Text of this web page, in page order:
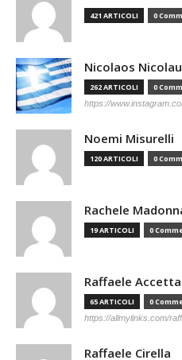
421 ARTICOLI 0
Nicolaos Nicolau
262 ARTICOLI 0
https://
Noemi Misurelli
120 ARTICOLI 0
Rachele
19 ARTICOLI 0
Raffaele Accetta
65 ARTICOLI 0
https://allmylinks.com/
Raffaele Cirella